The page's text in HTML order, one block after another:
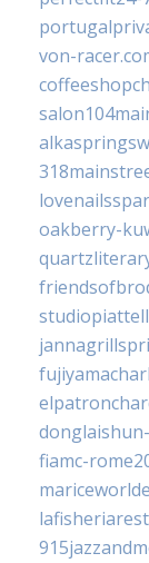
von-
oakberry-
fiamc-